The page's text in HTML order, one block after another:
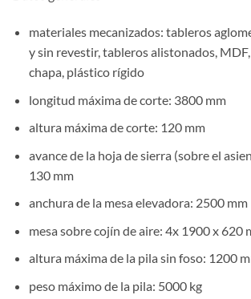
materiales mecanizados: tableros
y sin revestir, tableros alistonados,
chapa, plástico rígido
longitud máxima de corte: 3800 mm
altura máxima de corte: 120 mm
avance de la hoja de sierra (sobre el
130 mm
anchura de la mesa elevadora: 2500 mm
mesa sobre cojín de aire: 4x 1900 x 620
altura máxima de la pila sin foso: 1200
peso máximo de la pila: 5000 kg